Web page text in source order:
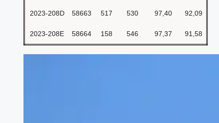
2023-208D 58663 517 530 97,40 92,09
2023-208E 58664 158 546 97,37 91,58